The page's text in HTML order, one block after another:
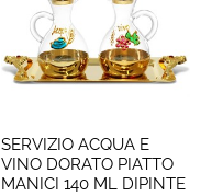
SERVIZIO ACQUA E
VINO DORATO PIATTO
MANICI 140 ML DIPINTE